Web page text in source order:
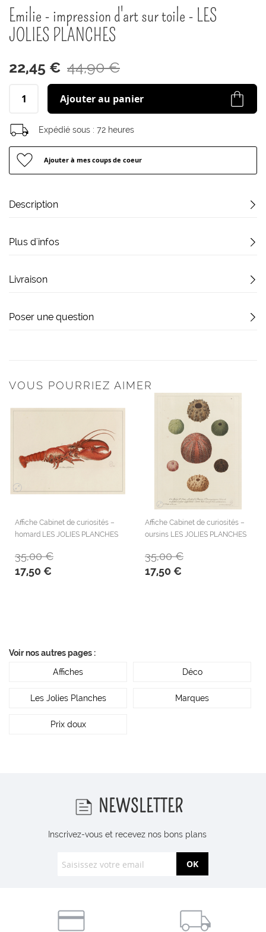
de
la
Galerie
Emilie - impression d'art sur toile - LES
JOLIES PLANCHES
22,45 € 44,90 €
Ajouter au panier
Expédié sous : 72 heures
Ajouter à mes coups de coeur
Description
Plus d'infos
Livraison
Poser une question
VOUS POURRIEZ AIMER
Affiche Cabinet de curiosités –
homard LES JOLIES PLANCHES
17,50 €
35,00 €
Affiche Cabinet de curiosités –
oursins LES JOLIES PLANCHES
17,50 €
35,00 €
Voir nos autres pages :
Affiches
Déco
Les Jolies Planches Marques
Prix doux
NEWSLETTER
Inscrivez-vous et recevez nos bons plans
OK